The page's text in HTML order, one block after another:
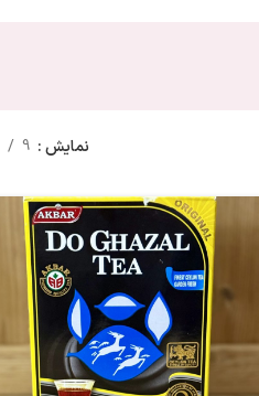
نمایش 9